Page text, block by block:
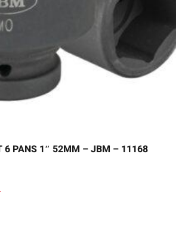
6 PANS 1″ 52MM – JBM – 11168